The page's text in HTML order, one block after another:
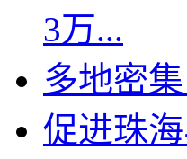
3万...
多地密
促进珠